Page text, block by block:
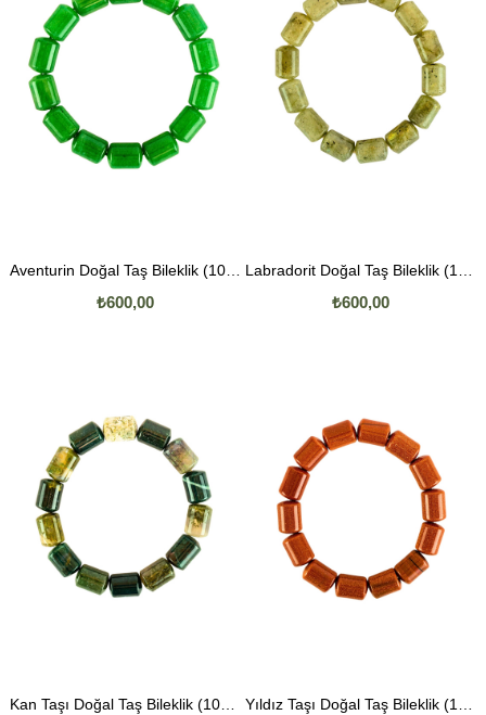
Aventurin Doğal Taş Bileklik (10mm Boru Kesim)
₺600,00 ₺600,00
Kan Taşı Doğal Taş Bileklik (10mm Boru Kesim)